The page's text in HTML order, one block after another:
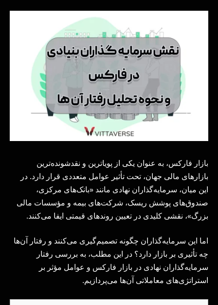
بازار فارکس، به عنوان یکی از پویاترین و نقدشونده‌ترین
بازارهای مالی جهان، تحت تأثیر عوامل متعددی قرار دارد. در
این میان، سرمایه‌گذاران نهادی مانند «بانک‌های مرکزی،
صندوق‌های پوشش ریسک، شرکت‌های بیمه و مؤسسات مالی
بزرگ»، نقشی کلیدی در تعیین روندهای قیمتی ایفا می‌کنند.
اما این سرمایه‌گذاران چگونه تصمیم‌گیری می‌کنند و رفتار آن‌ها
چه تأثیری بر بازار دارد؟ در این مطلب، به بررسی رفتار
سرمایه‌گذاران نهادی در بازار فارکس و عوامل مؤثر بر
استراتژی‌های معاملاتی آن‌ها می‌پردازیم.